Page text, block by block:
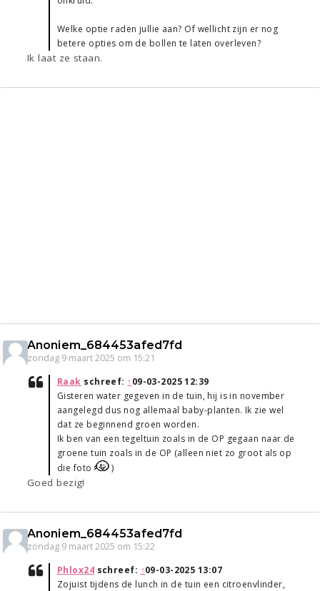
Welke optie raden jullie aan? Of wellicht zijn er nog
betere opties om de bollen te laten overleven?
Ik laat ze staan.
Anoniem_684453afed7fd
zondag 9 maart 2025 om 15:21
Raak schreef: ↑09-03-2025 12:39
Gisteren water gegeven in de tuin, hij is in november
aangelegd dus nog allemaal baby-planten. Ik zie wel
dat ze beginnend groen worden.
Ik ben van een tegeltuin zoals in de OP gegaan naar de
groene tuin zoals in de OP (alleen niet zo groot als op
die foto
)
Goed bezig!
Anoniem_684453afed7fd
zondag 9 maart 2025 om 15:22
Phlox24 schreef: ↑09-03-2025 13:07
Zojuist tijdens de lunch in de tuin een citroenvlinder,